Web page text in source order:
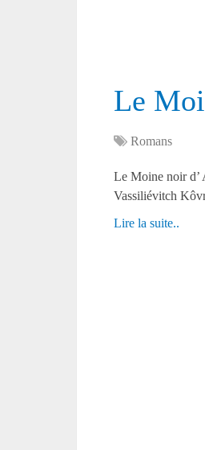
Le
Romans
Le Moine noir
Vassiliévitch
Lire la suite..